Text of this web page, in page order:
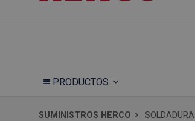
PRODUCTOS
SUMINISTROS HERCO SOLDADURA